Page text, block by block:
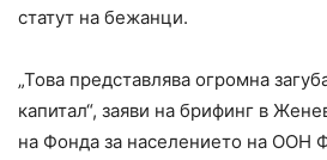
статут на бежанци.
„Това представлява огромна
капитал“, заяви на брифинг в
на Фонда за населението на ООН